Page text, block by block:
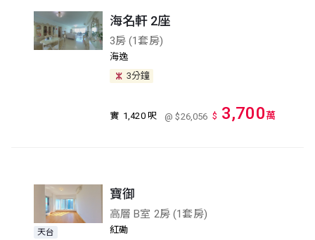
海名軒 2座
3房 (1套房)
海逸
3分鐘
實 1,420 呎 @ $26,056 $ 3,700萬
天台
寶御
高層 B室 2房 (1套房)
紅磡